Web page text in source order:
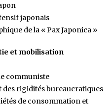
japonais
de la « Pax Japonica »
et mobilisation
communiste
des rigidités bureaucratiques
de consommation et